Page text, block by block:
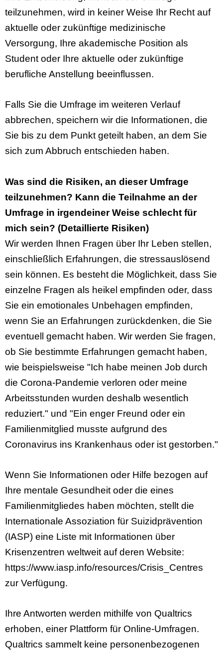
teilzunehmen, wird in keiner Weise Ihr Recht auf
aktuelle oder zukünftige medizinische
Versorgung, Ihre akademische Position als
Student oder Ihre aktuelle oder zukünftige
berufliche Anstellung beeinflussen.
Falls Sie die Umfrage im weiteren Verlauf
abbrechen, speichern wir die Informationen, die
Sie bis zu dem Punkt geteilt haben, an dem Sie
sich zum Abbruch entschieden haben.
Was sind die Risiken, an dieser Umfrage
teilzunehmen? Kann die Teilnahme an der
Umfrage in irgendeiner Weise schlecht für
mich sein? (Detaillierte Risiken)
Wir werden Ihnen Fragen über Ihr Leben stellen,
einschließlich Erfahrungen, die stressauslösend
sein können. Es besteht die Möglichkeit, dass Sie
einzelne Fragen als heikel empfinden oder, dass
Sie ein emotionales Unbehagen empfinden,
wenn Sie an Erfahrungen zurückdenken, die Sie
eventuell gemacht haben. Wir werden Sie fragen,
ob Sie bestimmte Erfahrungen gemacht haben,
wie beispielsweise "Ich habe meinen Job durch
die Corona-Pandemie verloren oder meine
Arbeitsstunden wurden deshalb wesentlich
reduziert." und "Ein enger Freund oder ein
Familienmitglied musste aufgrund des
Coronavirus ins Krankenhaus oder ist gestorben."
Wenn Sie Informationen oder Hilfe bezogen auf
Ihre mentale Gesundheit oder die eines
Familienmitgliedes haben möchten, stellt die
Internationale Assoziation für Suizidprävention
(IASP) eine Liste mit Informationen über
Krisenzentren weltweit auf deren Website:
https://www.iasp.info/resources/Crisis_Centres
zur Verfügung.
Ihre Antworten werden mithilfe von Qualtrics
erhoben, einer Plattform für Online-Umfragen.
Qualtrics sammelt keine personenbezogenen